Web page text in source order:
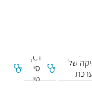
של
CT,
סי
טי